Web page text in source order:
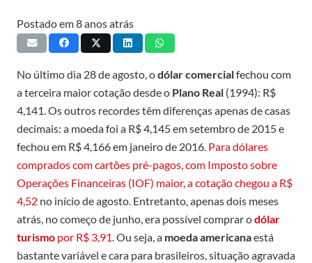
Postado em8 anos atrás
No último dia 28 de agosto, odólar comercialfechou com
a terceira maior cotação desde o Plano Real (1994): R$
4,141. Os outros recordes têm diferenças apenas de casas
decimais: a moeda foi a R$ 4,145 em setembro de 2015 e
fechou em R$ 4,166 em janeiro de 2016. Para dólares
comprados com cartões pré-pagos, com Imposto sobre
Operações Financeiras (IOF) maior, a cotação chegou a R$
4,52 no início de agosto. Entretanto, apenas dois meses
atrás, no começo de junho, era possível comprar odólar
turismo por R$ 3,91 . Ou seja, a moeda americanaestá
bastante variável e cara para brasileiros, situação agravada